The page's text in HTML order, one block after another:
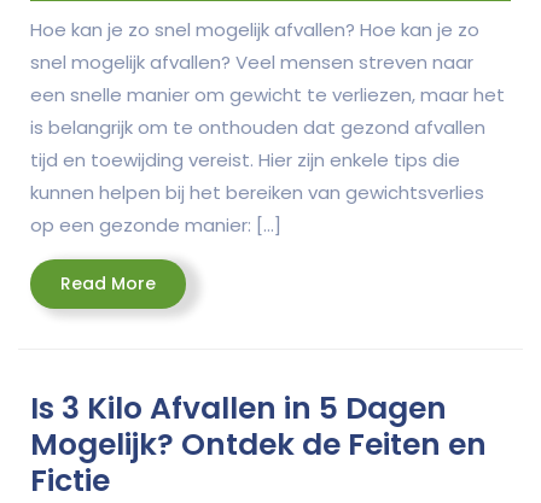
Hoe kan je zo snel mogelijk afvallen? Hoe kan je zo
snel mogelijk afvallen? Veel mensen streven naar
een snelle manier om gewicht te verliezen, maar het
is belangrijk om te onthouden dat gezond afvallen
tijd en toewijding vereist. Hier zijn enkele tips die
kunnen helpen bij het bereiken van gewichtsverlies
op een gezonde manier: […]
Read MoreRead
More
Is 3 Kilo Afvallen in 5 Dagen
Mogelijk? Ontdek de Feiten en
Fictie